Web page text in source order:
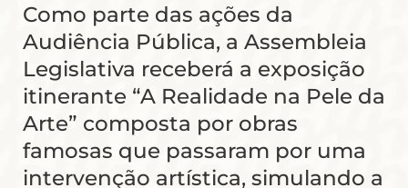
Como parte das ações da
Audiência Pública, a Assembleia
Legislativa receberá a exposição
itinerante “A Realidade na Pele da
Arte” composta por obras
famosas que passaram por uma
intervenção artística, simulando a